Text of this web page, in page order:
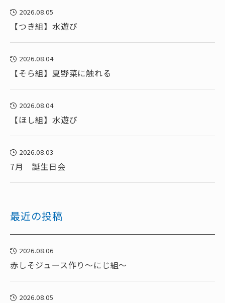
2026.08.05
【つき組】水遊び
2026.08.04
【そら組】夏野菜に触れる
2026.08.04
【ほし組】水遊び
2026.08.03
7月 誕生日会
最近の投稿
2026.08.06
赤しそジュース作り～にじ組～
2026.08.05